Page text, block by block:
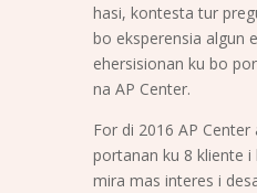
hasi, kontesta tur
bo eksperensia algun
ehersisionan ku bo
na AP Center.
For di 2016 AP Center
portanan ku 8 kliente i
mira mas interes i